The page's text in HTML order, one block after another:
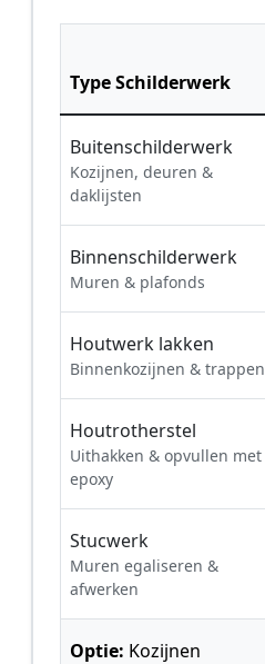
Type Schilderwerk
Buitenschilderwerk
Kozijnen, deuren &
daklijsten
Binnenschilderwerk
Muren & plafonds
Houtwerk lakken
Binnenkozijnen & trappen
Houtrotherstel
Uithakken & opvullen met
epoxy
Stucwerk
Muren egaliseren &
afwerken
Optie: Kozijnen